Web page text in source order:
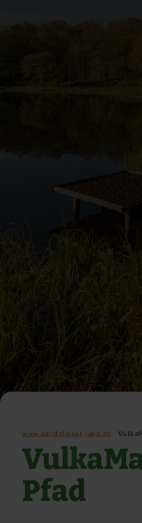
www.gerolsteiner-land.de
Pfad